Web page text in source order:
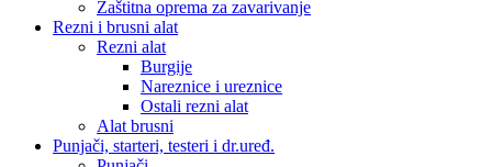
Zaštitna oprema za zavarivanje
Rezni i brusni alat
Rezni alat
Burgije
Nareznice i ureznice
Ostali rezni alat
Alat brusni
Punjači, starteri, testeri i dr.uređ.